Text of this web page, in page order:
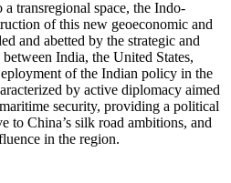
transregional space, the Indo-
of this new geoeconomic and
and abetted by the strategic and
India, the United States,
of the Indian policy in the
by active diplomacy aimed
security, providing a political
to China’s silk road ambitions, and
in the region.